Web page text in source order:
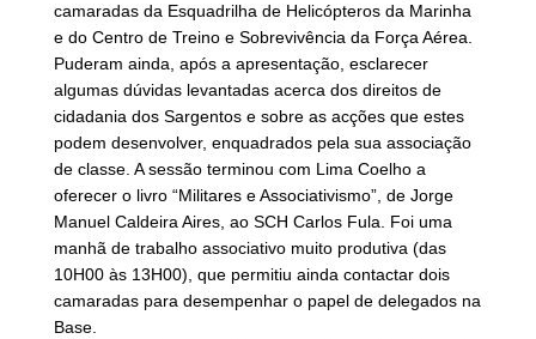
camaradas da Esquadrilha de Helicópteros da Marinha
e do Centro de Treino e Sobrevivência da Força Aérea.
Puderam ainda, após a apresentação, esclarecer
algumas dúvidas levantadas acerca dos direitos de
cidadania dos Sargentos e sobre as acções que estes
podem desenvolver, enquadrados pela sua associação
de classe. A sessão terminou com Lima Coelho a
oferecer o livro “Militares e Associativismo”, de Jorge
Manuel Caldeira Aires, ao SCH Carlos Fula. Foi uma
manhã de trabalho associativo muito produtiva (das
10H00 às 13H00), que permitiu ainda contactar dois
camaradas para desempenhar o papel de delegados na
Base.